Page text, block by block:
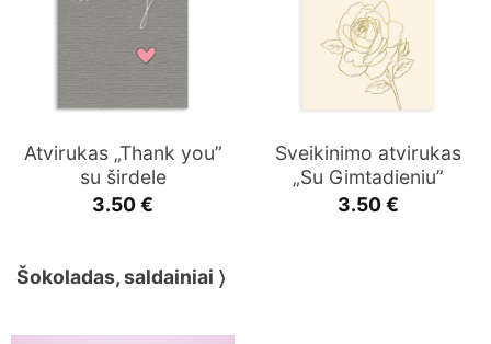
Atvirukas „Thank you”
su širdele
3.50€
Sveikinimo atvirukas
„Su Gimtadieniu”
3.50€
Šokoladas, saldainiai 〉